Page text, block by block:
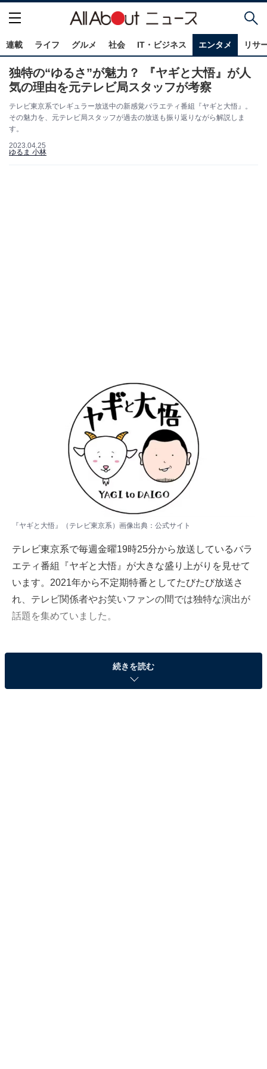
連載 ライフ グルメ 社会 IT・ビジネス エンタメ リサ
独特の“ゆるさ”が魅力？ 『ヤギと大悟』が人
気の理由を元テレビ局スタッフが考察
テレビ東京系でレギュラー放送中の新感覚バラエティ番組『ヤギと大悟』。
その魅力を、元テレビ局スタッフが過去の放送も振り返りながら解説しま
す。
2023.04.25
ゆるま 小林
『ヤギと大悟』（テレビ東京系）画像出典： 公式サイト
テレビ東京系で毎週金曜19時25分から放送しているバラ
エティ番組『ヤギと大悟』が大きな盛り上がりを見せて
います。2021年から不定期特番としてたびたび放送さ
れ、テレビ関係者やお笑いファンの間では独特な演出が
話題を集めていました。
いコンビ・千鳥の大悟さんが登場。番組構成はいたって
簡単で、ポポと大悟さんが田舎町に行って除草のお手伝
続きを読む